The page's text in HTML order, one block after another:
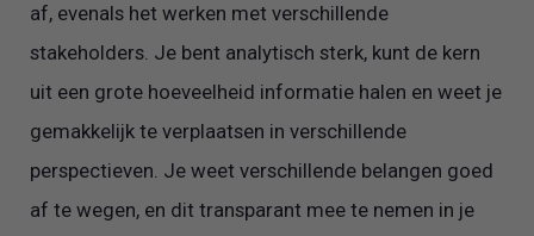
af, evenals het werken met verschillende
stakeholders. Je bent analytisch sterk, kunt de kern
uit een grote hoeveelheid informatie halen en weet je
gemakkelijk te verplaatsen in verschillende
perspectieven. Je weet verschillende belangen goed
af te wegen, en dit transparant mee te nemen in je